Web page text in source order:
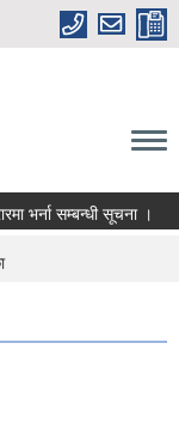
सम्बन्धी सूचना ।